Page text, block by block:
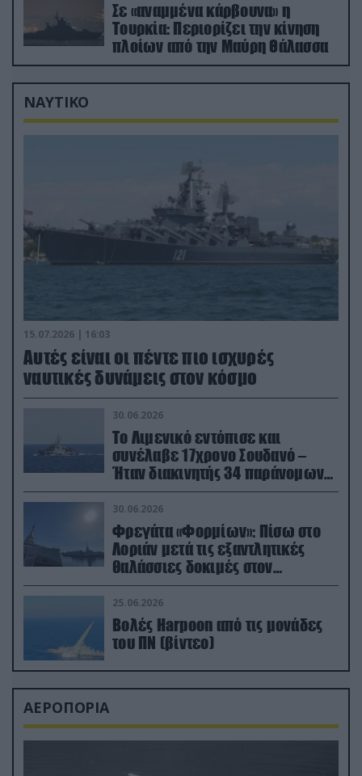
Σε «αναμμένα κάρβουνα» η
Τουρκία: Περιορίζει την κίνηση
πλοίων από την Μαύρη Θάλασσα
ΝΑΥΤΙΚΟ
15.07.2026 | 16:03
Aυτές είναι οι πέντε πιο ισχυρές
ναυτικές δυνάμεις στον κόσμο
30.06.2026
Το Λιμενικό εντόπισε και
συνέλαβε 17χρονο Σουδανό –
Ήταν διακινητής 34 παράνομων
μεταναστών
30.06.2026
Φρεγάτα «Φορμίων»: Πίσω στο
Λοριάν μετά τις εξαντλητικές
θαλάσσιες δοκιμές στον
απαιτητικό Βισκαϊκό
25.06.2026
Βολές Harpoon από τις μονάδες
του ΠΝ (βίντεο)
ΑΕΡΟΠΟΡΙΑ